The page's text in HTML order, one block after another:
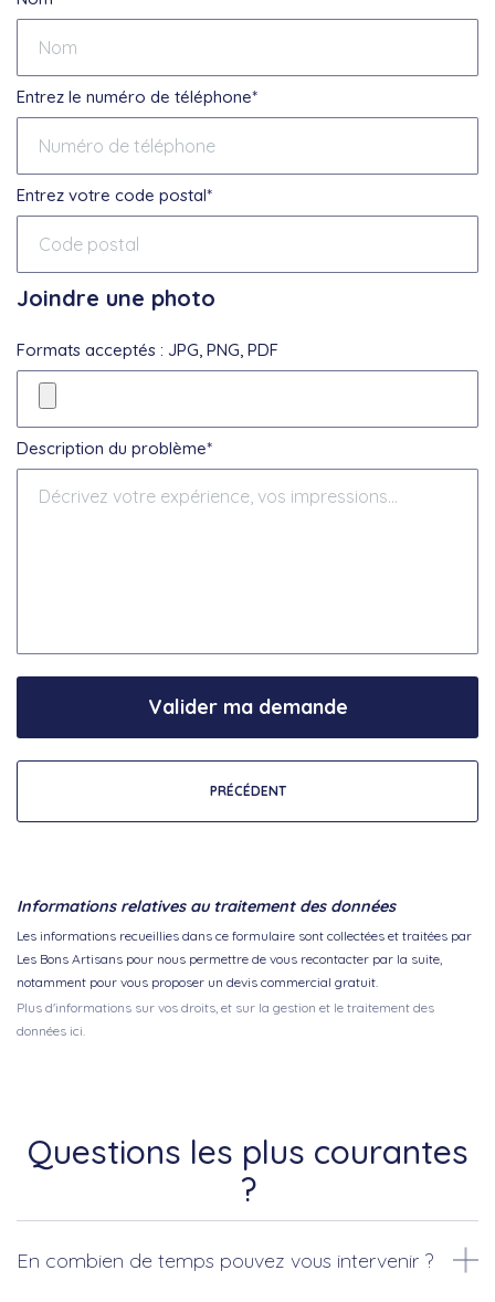
Entrez le numéro de téléphone*
Entrez votre code postal*
Joindre une photo
Formats acceptés : JPG, PNG, PDF
Description du problème*
PRÉCÉDENT
Valider ma demande
Informations relatives au traitement des données
Les informations recueillies dans ce formulaire sont collectées et traitées par
Les Bons Artisans pour nous permettre de vous recontacter par la suite,
notamment pour vous proposer un devis commercial gratuit.
Plus d'informations sur vos droits, et sur la gestion et le traitement des
données ici.
Questions les plus courantes
?
En combien de temps pouvez vous intervenir ?